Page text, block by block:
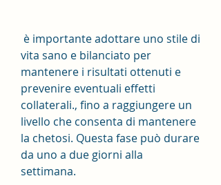
vita sano e bilanciato per
mantenere i risultati ottenuti e
prevenire eventuali effetti
collaterali., fino a raggiungere un
livello che consenta di mantenere
la chetosi. Questa fase può durare
da uno a due giorni alla
settimana.